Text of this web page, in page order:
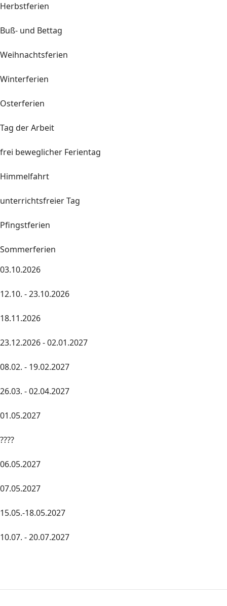
Herbstferien
Buß- und Bettag
Weihnachtsferien
Winterferien
Osterferien
Tag der Arbeit
frei beweglicher Ferientag
Himmelfahrt
unterrichtsfreier Tag
Pfingstferien
Sommerferien
03.10.2026
12.10. - 23.10.2026
18.11.2026
23.12.2026 - 02.01.2027
08.02. - 19.02.2027
26.03. - 02.04.2027
01.05.2027
????
06.05.2027
07.05.2027
15.05.-18.05.2027
10.07. - 20.07.2027